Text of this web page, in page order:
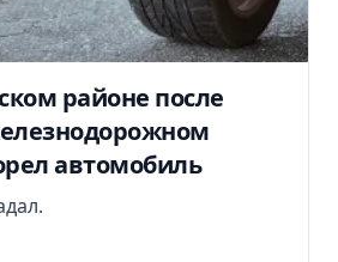
районе после
автомобиль